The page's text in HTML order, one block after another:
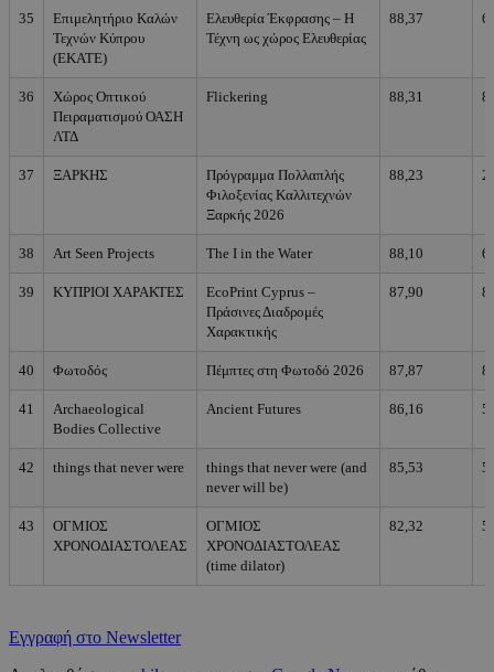
35
Επιμελητήριο Καλών
Τεχνών Κύπρου
(ΕΚΑΤΕ)
Ελευθερία Έκφρασης – Η
Τέχνη ως χώρος Ελευθερίας
88,37
36
Χώρος Οπτικού
Πειραματισμού ΟΑΣΗ
ΛΤΔ
Flickering 88,31
37 ΞΑΡΚΗΣ
Πρόγραμμα Πολλαπλής
Φιλοξενίας Καλλιτεχνών
Ξαρκής 2026
88,23
38 Art Seen Projects The I in the Water 88,10
39 ΚΥΠΡΙΟΙ ΧΑΡΑΚΤΕΣ
EcoPrint Cyprus –
Πράσινες Διαδρομές
Χαρακτικής
87,90
40 Φωτοδός Πέμπτες στη Φωτοδό 2026 87,87
41
Archaeological
Bodies Collective
Ancient Futures 86,16
42 things that never were
things that never were (and
never will be)
85,53
43
ΟΓΜΙΟΣ
ΧΡΟΝΟΔΙΑΣΤΟΛΕΑΣ
ΟΓΜΙΟΣ
ΧΡΟΝΟΔΙΑΣΤΟΛΕΑΣ
(time dilator)
82,32
Εγγραφή στο Newsletter